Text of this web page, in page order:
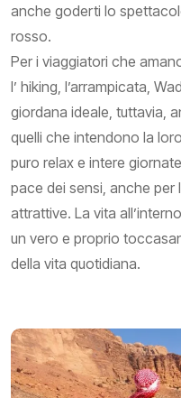
anche goderti lo
rosso.
Per i viaggiatori che
l’ hiking, l’arrampicata,
giordana ideale, tuttavia,
quelli che intendono la
puro relax e intere
pace dei sensi, anche per
attrattive. La vita
un vero e proprio
della vita quotidiana.